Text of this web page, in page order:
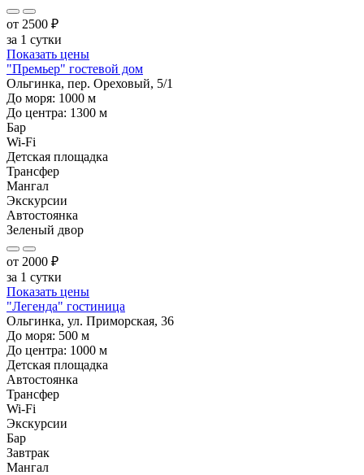
от 2500 ₽
за 1 сутки
Показать цены
"Премьер" гостевой дом
Ольгинка, пер. Ореховый, 5/1
До моря: 1000 м
До центра: 1300 м
Бар
Wi-Fi
Детская площадка
Трансфер
Мангал
Экскурсии
Автостоянка
Зеленый двор
от 2000 ₽
за 1 сутки
Показать цены
"Легенда" гостиница
Ольгинка, ул. Приморская, 36
До моря: 500 м
До центра: 1000 м
Детская площадка
Автостоянка
Трансфер
Wi-Fi
Экскурсии
Бар
Завтрак
Мангал